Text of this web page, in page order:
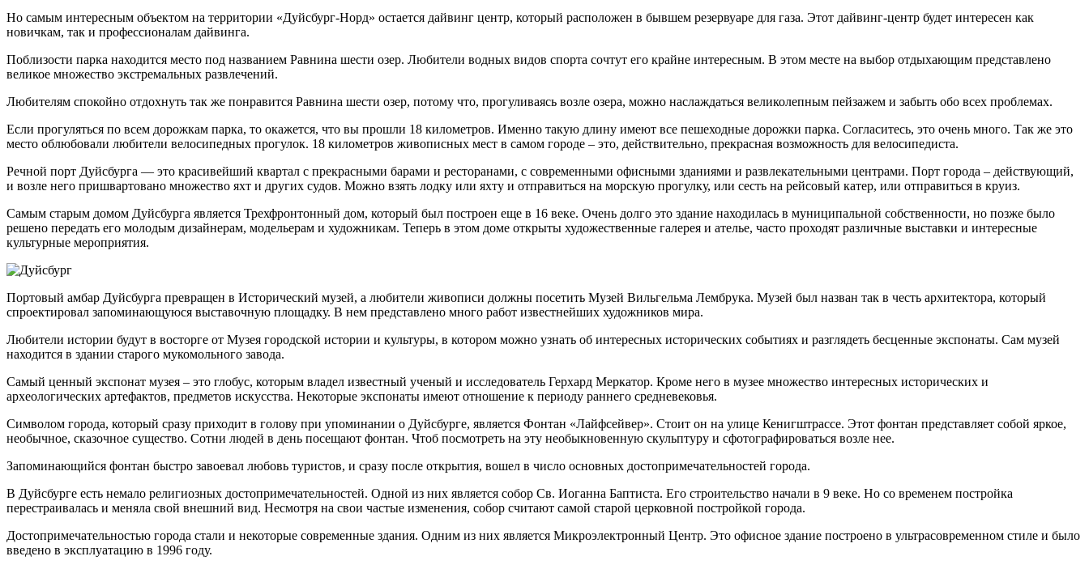
Но самым интересным объектом на территории «Дуйсбург-Норд» остается дайвинг центр, который расположен в бывшем резервуаре для газа. Этот дайвинг-центр будет интересен как
новичкам, так и профессионалам дайвинга.
Поблизости парка находится место под названием Равнина шести озер. Любители водных видов спорта сочтут его крайне интересным. В этом месте на выбор отдыхающим представлено
великое множество экстремальных развлечений.
Любителям спокойно отдохнуть так же понравится Равнина шести озер, потому что, прогуливаясь возле озера, можно наслаждаться великолепным пейзажем и забыть обо всех проблемах.
Если прогуляться по всем дорожкам парка, то окажется, что вы прошли 18 километров. Именно такую длину имеют все пешеходные дорожки парка. Согласитесь, это очень много. Так же это
место облюбовали любители велосипедных прогулок. 18 километров живописных мест в самом городе – это, действительно, прекрасная возможность для велосипедиста.
Речной порт Дуйсбурга — это красивейший квартал с прекрасными барами и ресторанами, с современными офисными зданиями и развлекательными центрами. Порт города – действующий,
и возле него пришвартовано множество яхт и других судов. Можно взять лодку или яхту и отправиться на морскую прогулку, или сесть на рейсовый катер, или отправиться в круиз.
Самым старым домом Дуйсбурга является Трехфронтонный дом, который был построен еще в 16 веке. Очень долго это здание находилась в муниципальной собственности, но позже было
решено передать его молодым дизайнерам, модельерам и художникам. Теперь в этом доме открыты художественные галерея и ателье, часто проходят различные выставки и интересные
культурные мероприятия.
Портовый амбар Дуйсбурга превращен в Исторический музей, а любители живописи должны посетить Музей Вильгельма Лембрука. Музей был назван так в честь архитектора, который
спроектировал запоминающуюся выставочную площадку. В нем представлено много работ известнейших художников мира.
Любители истории будут в восторге от Музея городской истории и культуры, в котором можно узнать об интересных исторических событиях и разглядеть бесценные экспонаты. Сам музей
находится в здании старого мукомольного завода.
Самый ценный экспонат музея – это глобус, которым владел известный ученый и исследователь Герхард Меркатор. Кроме него в музее множество интересных исторических и
археологических артефактов, предметов искусства. Некоторые экспонаты имеют отношение к периоду раннего средневековья.
Символом города, который сразу приходит в голову при упоминании о Дуйсбурге, является Фонтан «Лайфсейвер». Стоит он на улице Кенигштрассе. Этот фонтан представляет собой яркое,
необычное, сказочное существо. Сотни людей в день посещают фонтан. Чтоб посмотреть на эту необыкновенную скульптуру и сфотографироваться возле нее.
Запоминающийся фонтан быстро завоевал любовь туристов, и сразу после открытия, вошел в число основных достопримечательностей города.
В Дуйсбурге есть немало религиозных достопримечательностей. Одной из них является собор Св. Иоганна Баптиста. Его строительство начали в 9 веке. Но со временем постройка
перестраивалась и меняла свой внешний вид. Несмотря на свои частые изменения, собор считают самой старой церковной постройкой города.
Достопримечательностью города стали и некоторые современные здания. Одним из них является Микроэлектронный Центр. Это офисное здание построено в ультрасовременном стиле и было
введено в эксплуатацию в 1996 году.